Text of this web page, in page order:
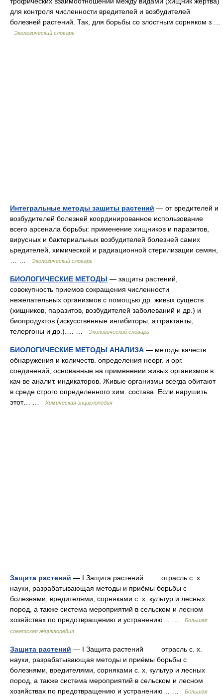
для контроля численности вредителей и возбудителей
болезней растений. Так, для борьбы со злостным сорняком з …
Экологический словарь
Интегральные методы защиты растений — от вредителей и
возбудителей болезней координированное использование
всего арсенала борьбы: применение хищников и паразитов,
вирусных и бактериальных возбудителей болезней самих
ьредителей, химической и радиационной стерилизации семян,
Экологический словарь
БИОЛОГИЧЕСКИЕ МЕТОДЫ — защиты растений,
совокупность приемов сокращения численности
нежелательных организмов с помощью др. живых существ
(хищников, паразитов, возбудителей заболеваний и др.) и
биопродуктов (искусственные ингибиторы, аттрактанты,
телергоны и др.).… …
Экологический словарь
БИОЛОГИЧЕСКИЕ МЕТОДЫ АНАЛИЗА — методы качеств.
обнаружения и количеств. определения неорг. и орг.
соединений, основанные на применении живых организмов в
кач ве аналит. индикаторов. Живые организмы всегда обитают
в среде строго определенного хим. состава. Если нарушить
этот… …
Химическая энциклопедия
Защита растений — I Защита растений отрасль с. х.
науки, разрабатывающая методы и приёмы борьбы с
болезнями, вредителями, сорняками с. х. культур и лесных
пород, а также система мероприятий в сельском и лесном
хозяйствах по предотвращению и устранению… …
Большая
советская энциклопедия
Защита растений — I Защита растений отрасль с. х.
науки, разрабатывающая методы и приёмы борьбы с
болезнями, вредителями, сорняками с. х. культур и лесных
пород, а также система мероприятий в сельском и лесном
хозяйствах по предотвращению и устранению… …
Большая